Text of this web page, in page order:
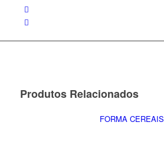
Produtos Relacionados
FORMA CEREAIS